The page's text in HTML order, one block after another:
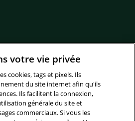
votre vie privée
cookies, tags et pixels. Ils
du site internet afin qu'ils
Ils facilitent la connexion,
générale du site et
commerciaux. Si vous les